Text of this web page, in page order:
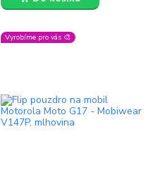
Vyrobíme pro vás 🎨